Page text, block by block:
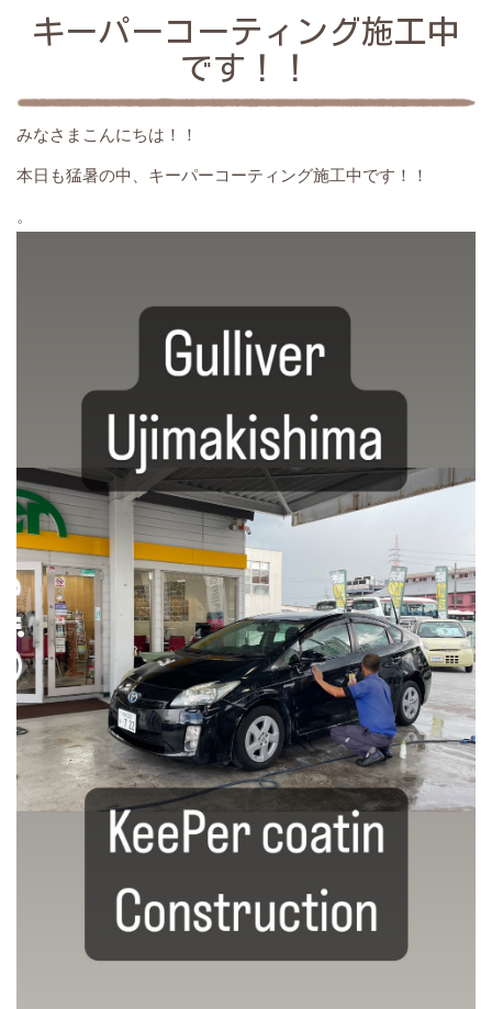
キーパーコーティング施工中
です！！
みなさまこんにちは！！
本日も猛暑の中、キーパーコーティング施工中です！！
。